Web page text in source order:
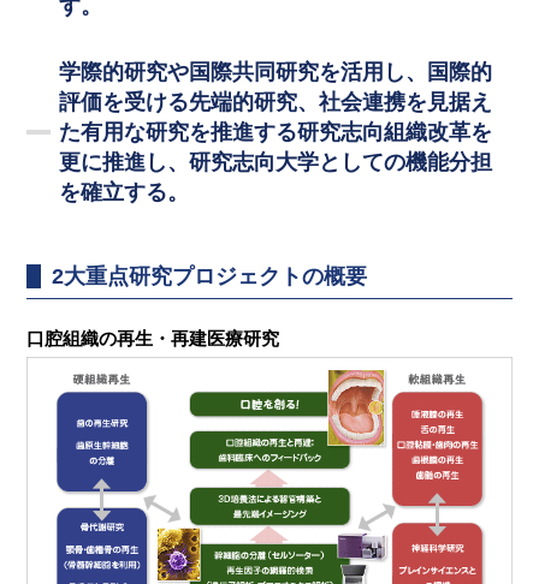
す。
学際的研究や国際共同研究を活用し、国際的
評価を受ける先端的研究、社会連携を見据え
た有用な研究を推進する研究志向組織改革を
更に推進し、研究志向大学としての機能分担
を確立する。
2大重点研究プロジェクトの概要
口腔組織の再生・再建医療研究